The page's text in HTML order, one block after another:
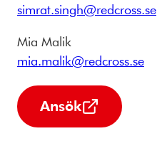
simrat.singh@redcross.se
Mia Malik
mia.malik@redcross.se
Ansök